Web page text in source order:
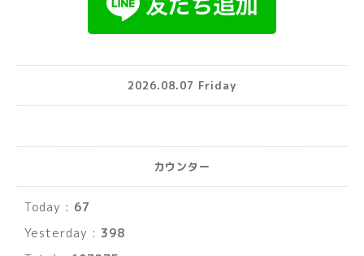
2026.08.07 Friday
カウンター
Today : 67
Yesterday : 398